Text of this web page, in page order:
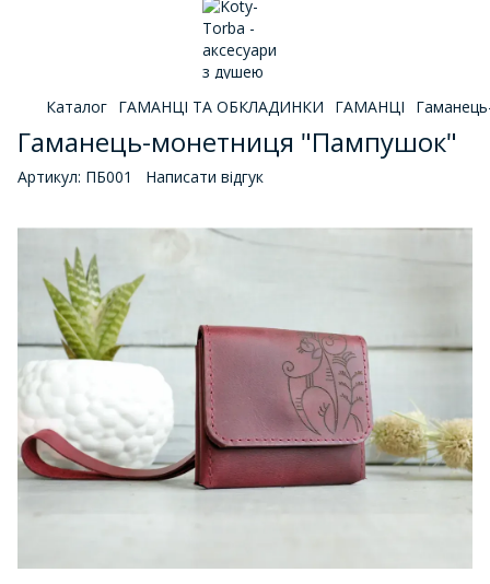
Каталог ГАМАНЦІ ТА ОБКЛАДИНКИ ГАМАНЦІ
Гаманець-монетниця "Пампушок"
Артикул: ПБ001 Написати відгук